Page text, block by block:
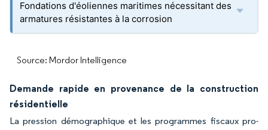
Fondations d'éoliennes maritimes nécessitant des
armatures résistantes à la corrosion
Source: Mordor Intelligence
Demande rapide en provenance de la construction
résidentielle
La pression démographique et les programmes fiscaux pro-